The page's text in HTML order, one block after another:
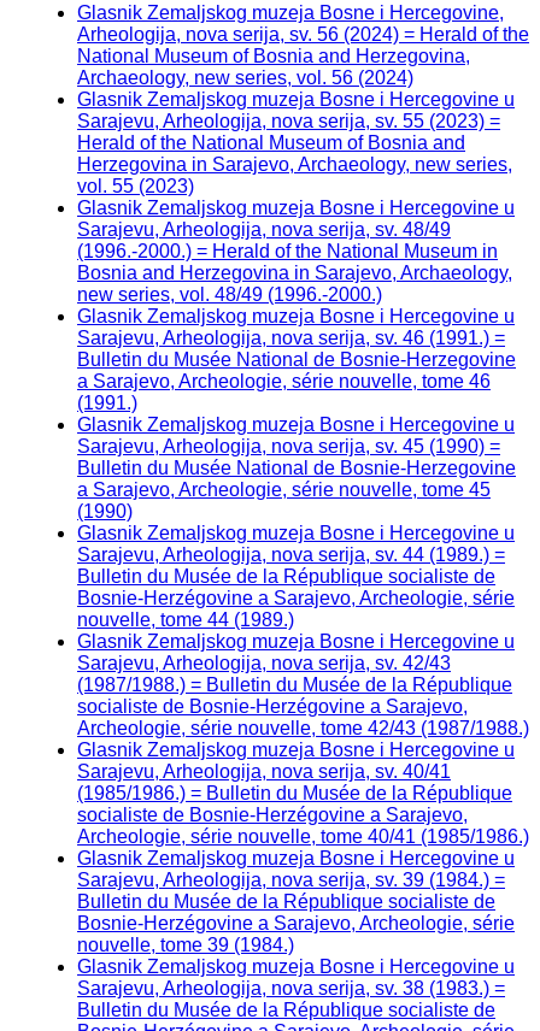
Glasnik Zemaljskog muzeja Bosne i Hercegovine,
Arheologija, nova serija, sv. 56 (2024) = Herald of the
National Museum of Bosnia and Herzegovina,
Archaeology, new series, vol. 56 (2024)
Glasnik Zemaljskog muzeja Bosne i Hercegovine u
Sarajevu, Arheologija, nova serija, sv. 55 (2023) =
Herald of the National Museum of Bosnia and
Herzegovina in Sarajevo, Archaeology, new series,
vol. 55 (2023)
Glasnik Zemaljskog muzeja Bosne i Hercegovine u
Sarajevu, Arheologija, nova serija, sv. 48/49
(1996.-2000.) = Herald of the National Museum in
Bosnia and Herzegovina in Sarajevo, Archaeology,
new series, vol. 48/49 (1996.-2000.)
Glasnik Zemaljskog muzeja Bosne i Hercegovine u
Sarajevu, Arheologija, nova serija, sv. 46 (1991.) =
Bulletin du Musée National de Bosnie-Herzegovine
a Sarajevo, Archeologie, série nouvelle, tome 46
(1991.)
Glasnik Zemaljskog muzeja Bosne i Hercegovine u
Sarajevu, Arheologija, nova serija, sv. 45 (1990) =
Bulletin du Musée National de Bosnie-Herzegovine
a Sarajevo, Archeologie, série nouvelle, tome 45
(1990)
Glasnik Zemaljskog muzeja Bosne i Hercegovine u
Sarajevu, Arheologija, nova serija, sv. 44 (1989.) =
Bulletin du Musée de la République socialiste de
Bosnie-Herzégovine a Sarajevo, Archeologie, série
nouvelle, tome 44 (1989.)
Glasnik Zemaljskog muzeja Bosne i Hercegovine u
Sarajevu, Arheologija, nova serija, sv. 42/43
(1987/1988.) = Bulletin du Musée de la République
socialiste de Bosnie-Herzégovine a Sarajevo,
Archeologie, série nouvelle, tome 42/43 (1987/1988.)
Glasnik Zemaljskog muzeja Bosne i Hercegovine u
Sarajevu, Arheologija, nova serija, sv. 40/41
(1985/1986.) = Bulletin du Musée de la République
socialiste de Bosnie-Herzégovine a Sarajevo,
Archeologie, série nouvelle, tome 40/41 (1985/1986.)
Glasnik Zemaljskog muzeja Bosne i Hercegovine u
Sarajevu, Arheologija, nova serija, sv. 39 (1984.) =
Bulletin du Musée de la République socialiste de
Bosnie-Herzégovine a Sarajevo, Archeologie, série
nouvelle, tome 39 (1984.)
Glasnik Zemaljskog muzeja Bosne i Hercegovine u
Sarajevu, Arheologija, nova serija, sv. 38 (1983.) =
Bulletin du Musée de la République socialiste de